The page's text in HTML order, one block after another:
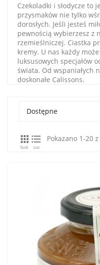
Czekoladki i słodycze to
przysmaków nie tylko
dorosłych. Jeśli jesteś
pewnością wybierzesz z
rzemieślniczej. Ciastka
kremy. U nas każdy
luksusowych specjałów
świata. Od wspaniałych
doskonałe Calissons.
Dostępne

Grid

List
Pokazano 1-20